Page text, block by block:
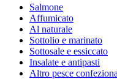
Salmone
Affumicato
Al naturale
Sottolio e marinato
Sottosale e essiccato
Insalate e antipasti
Altro pesce